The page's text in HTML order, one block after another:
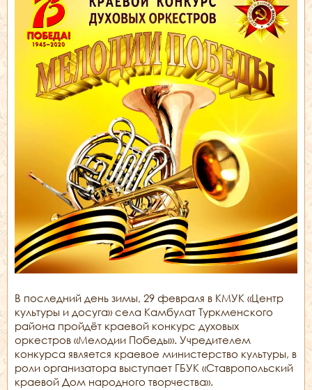
В последний день зимы, 29 февраля в КМУК «Центр
культуры и досуга» села Камбулат Туркменского
района пройдёт краевой конкурс духовых
оркестров «Мелодии Победы». Учредителем
конкурса является краевое министерство культуры, в
роли организатора выступает ГБУК «Ставропольский
краевой Дом народного творчества».